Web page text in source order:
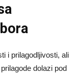
i prilagodljivosti, ali
dolazi pod